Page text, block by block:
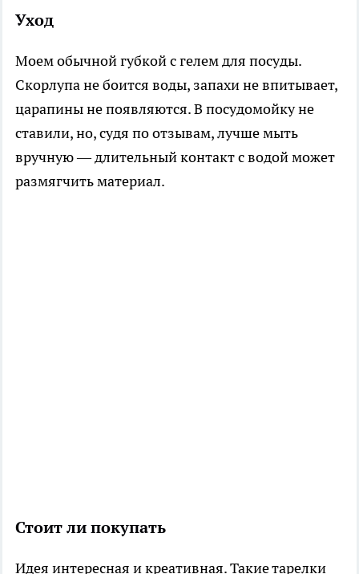
Уход
Моем обычной губкой с гелем для посуды.
Скорлупа не боится воды, запахи не впитывает,
царапины не появляются. В посудомойку не
ставили, но, судя по отзывам, лучше мыть
вручную — длительный контакт с водой может
размягчить материал.
Стоит ли покупать
Идея интересная и креативная. Такие тарелки